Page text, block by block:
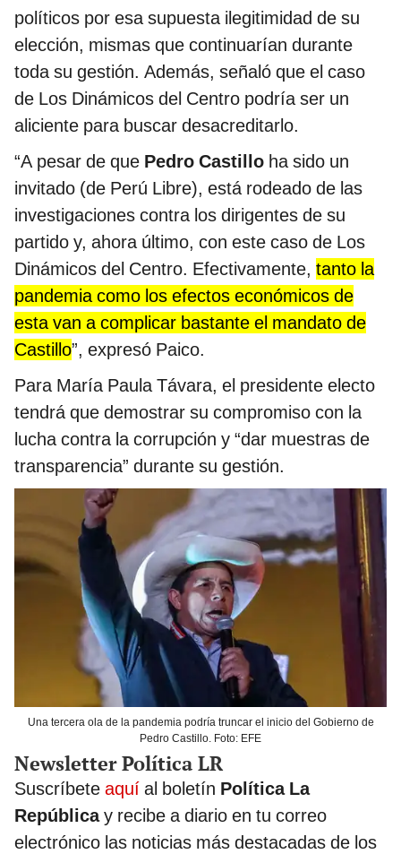
políticos por esa supuesta ilegitimidad de su
elección, mismas que continuarían durante
toda su gestión. Además, señaló que el caso
de Los Dinámicos del Centro podría ser un
aliciente para buscar desacreditarlo.
“A pesar de que Pedro Castillo ha sido un
invitado (de Perú Libre), está rodeado de las
investigaciones contra los dirigentes de su
partido y, ahora último, con este caso de Los
Dinámicos del Centro. Efectivamente, tanto la
pandemia como los efectos económicos de
esta van a complicar bastante el mandato de
Castillo”, expresó Paico.
Para María Paula Távara, el presidente electo
tendrá que demostrar su compromiso con la
lucha contra la corrupción y “dar muestras de
transparencia” durante su gestión.
Una tercera ola de la pandemia podría truncar el inicio del Gobierno de
Pedro Castillo. Foto: EFE
Newsletter Política LR
Suscríbete aquí al boletín Política La
Repúblicay recibe a diario en tu correo
electrónico las noticias más destacadas de los